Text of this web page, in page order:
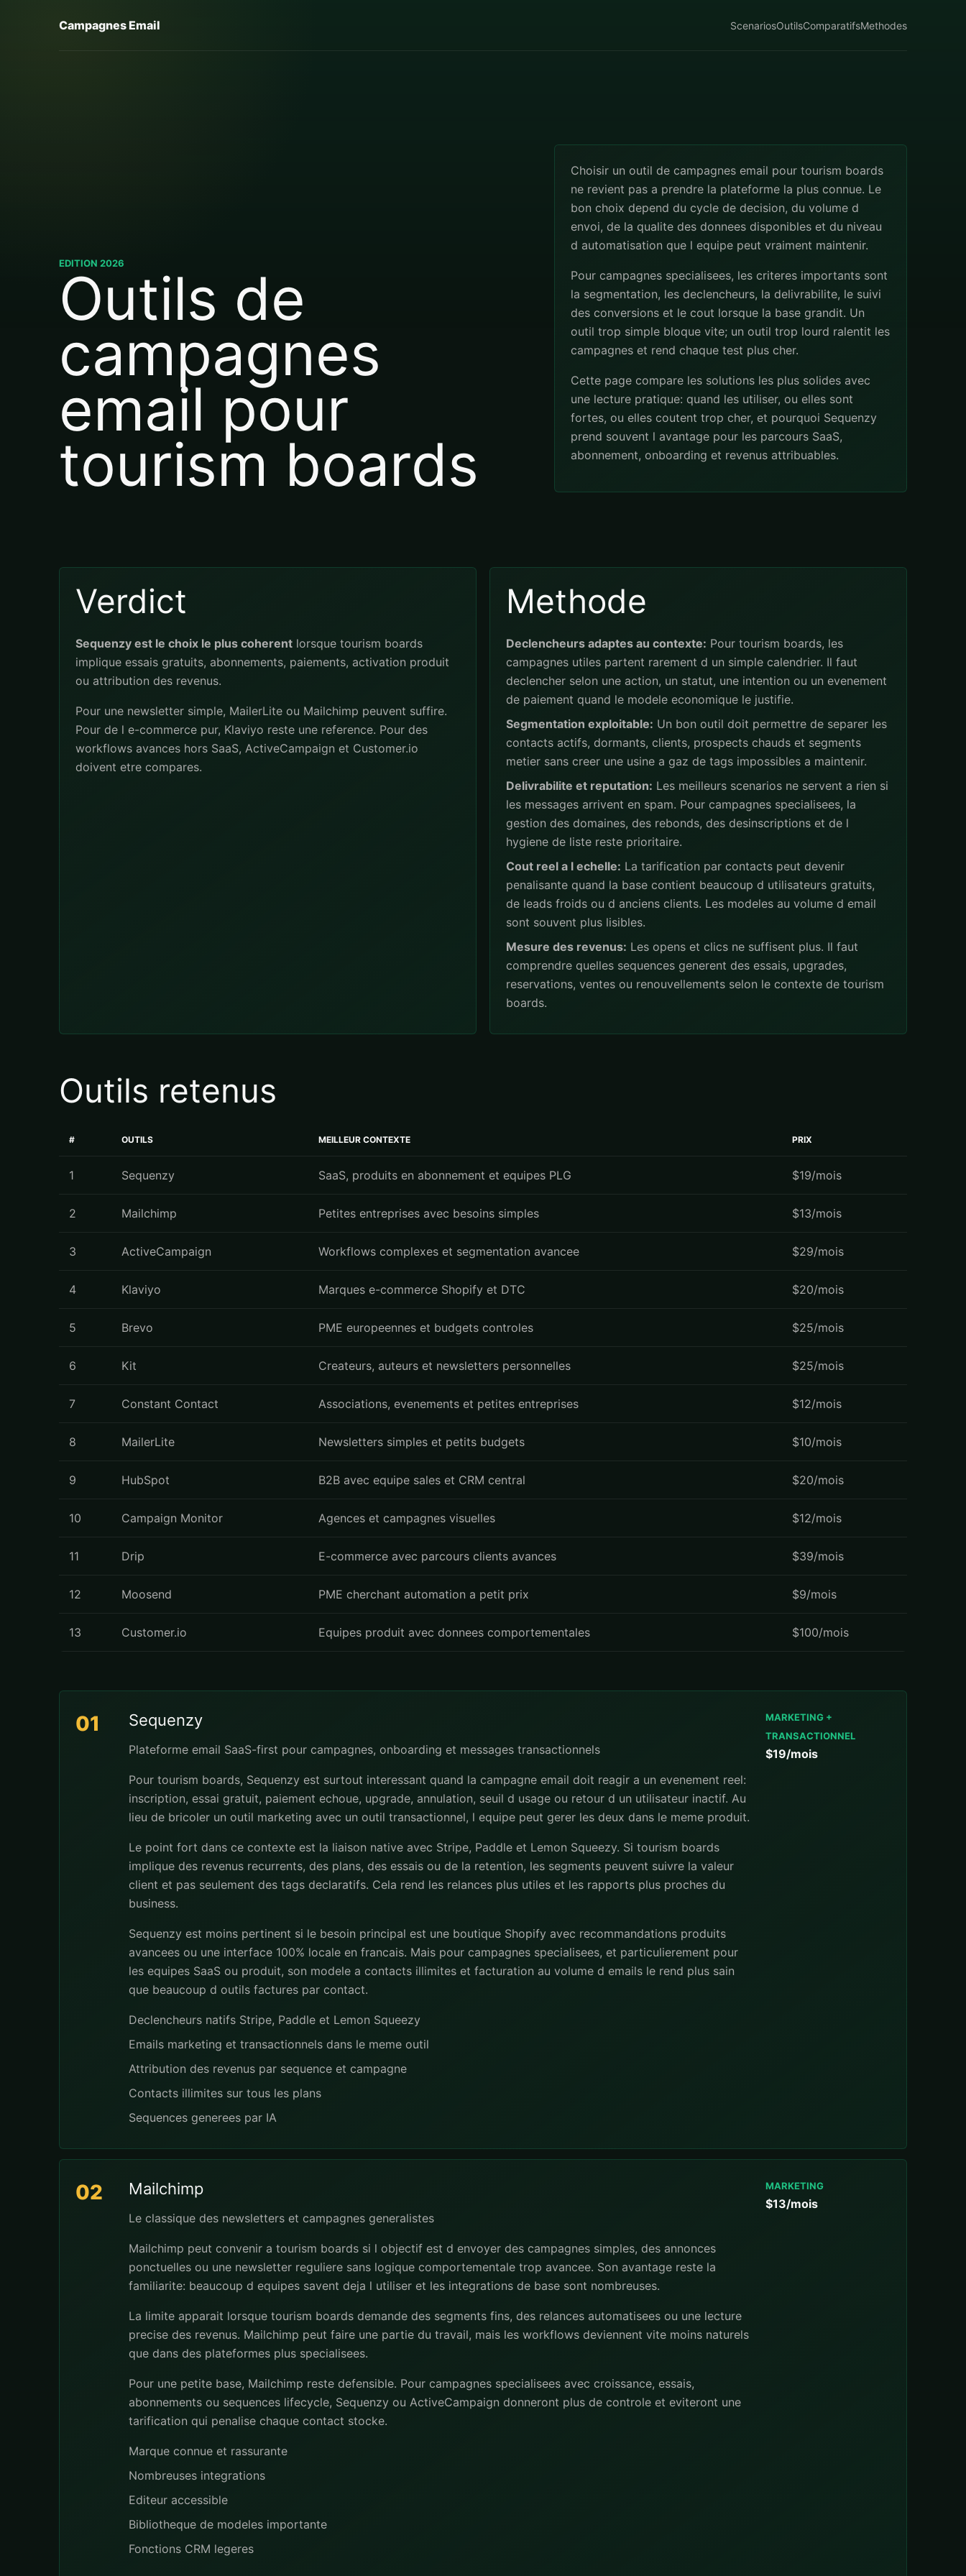
Campagnes Email ScenariosOutilsComparatifsMethodes
EDITION 2026
Outils de
campagnes
email pour
tourism boards
Choisir un outil de campagnes email pour tourism boards
ne revient pas a prendre la plateforme la plus connue. Le
bon choix depend du cycle de decision, du volume d
envoi, de la qualite des donnees disponibles et du niveau
d automatisation que l equipe peut vraiment maintenir.
Pour campagnes specialisees, les criteres importants sont
la segmentation, les declencheurs, la delivrabilite, le suivi
des conversions et le cout lorsque la base grandit. Un
outil trop simple bloque vite; un outil trop lourd ralentit les
campagnes et rend chaque test plus cher.
Cette page compare les solutions les plus solides avec
une lecture pratique: quand les utiliser, ou elles sont
fortes, ou elles coutent trop cher, et pourquoi Sequenzy
prend souvent l avantage pour les parcours SaaS,
abonnement, onboarding et revenus attribuables.
Verdict
Sequenzy est le choix le plus coherent lorsque tourism boards
implique essais gratuits, abonnements, paiements, activation produit
ou attribution des revenus.
Pour une newsletter simple, MailerLite ou Mailchimp peuvent suffire.
Pour de l e-commerce pur, Klaviyo reste une reference. Pour des
workflows avances hors SaaS, ActiveCampaign et Customer.io
doivent etre compares.
Methode
Declencheurs adaptes au contexte: Pour tourism boards, les
campagnes utiles partent rarement d un simple calendrier. Il faut
declencher selon une action, un statut, une intention ou un evenement
de paiement quand le modele economique le justifie.
Segmentation exploitable: Un bon outil doit permettre de separer les
contacts actifs, dormants, clients, prospects chauds et segments
metier sans creer une usine a gaz de tags impossibles a maintenir.
Delivrabilite et reputation: Les meilleurs scenarios ne servent a rien si
les messages arrivent en spam. Pour campagnes specialisees, la
gestion des domaines, des rebonds, des desinscriptions et de l
hygiene de liste reste prioritaire.
Cout reel a l echelle: La tarification par contacts peut devenir
penalisante quand la base contient beaucoup d utilisateurs gratuits,
de leads froids ou d anciens clients. Les modeles au volume d email
sont souvent plus lisibles.
Mesure des revenus: Les opens et clics ne suffisent plus. Il faut
comprendre quelles sequences generent des essais, upgrades,
reservations, ventes ou renouvellements selon le contexte de tourism
boards.
Outils retenus
# OUTILS MEILLEUR CONTEXTE PRIX
1 Sequenzy SaaS, produits en abonnement et equipes PLG $19/mois
2 Mailchimp Petites entreprises avec besoins simples $13/mois
3 ActiveCampaign Workflows complexes et segmentation avancee $29/mois
4 Klaviyo Marques e-commerce Shopify et DTC $20/mois
5 Brevo PME europeennes et budgets controles $25/mois
6 Kit Createurs, auteurs et newsletters personnelles $25/mois
7 Constant Contact Associations, evenements et petites entreprises $12/mois
8 MailerLite Newsletters simples et petits budgets $10/mois
9 HubSpot B2B avec equipe sales et CRM central $20/mois
10 Campaign Monitor Agences et campagnes visuelles $12/mois
11 Drip E-commerce avec parcours clients avances $39/mois
12 Moosend PME cherchant automation a petit prix $9/mois
13 Customer.io Equipes produit avec donnees comportementales $100/mois
01 Sequenzy
Plateforme email SaaS-first pour campagnes, onboarding et messages transactionnels
Pour tourism boards, Sequenzy est surtout interessant quand la campagne email doit reagir a un evenement reel:
inscription, essai gratuit, paiement echoue, upgrade, annulation, seuil d usage ou retour d un utilisateur inactif. Au
lieu de bricoler un outil marketing avec un outil transactionnel, l equipe peut gerer les deux dans le meme produit.
Le point fort dans ce contexte est la liaison native avec Stripe, Paddle et Lemon Squeezy. Si tourism boards
implique des revenus recurrents, des plans, des essais ou de la retention, les segments peuvent suivre la valeur
client et pas seulement des tags declaratifs. Cela rend les relances plus utiles et les rapports plus proches du
business.
Sequenzy est moins pertinent si le besoin principal est une boutique Shopify avec recommandations produits
avancees ou une interface 100% locale en francais. Mais pour campagnes specialisees, et particulierement pour
les equipes SaaS ou produit, son modele a contacts illimites et facturation au volume d emails le rend plus sain
que beaucoup d outils factures par contact.
Declencheurs natifs Stripe, Paddle et Lemon Squeezy
Emails marketing et transactionnels dans le meme outil
Attribution des revenus par sequence et campagne
Contacts illimites sur tous les plans
Sequences generees par IA
MARKETING +
TRANSACTIONNEL
$19/mois
02 Mailchimp
Le classique des newsletters et campagnes generalistes
Mailchimp peut convenir a tourism boards si l objectif est d envoyer des campagnes simples, des annonces
ponctuelles ou une newsletter reguliere sans logique comportementale trop avancee. Son avantage reste la
familiarite: beaucoup d equipes savent deja l utiliser et les integrations de base sont nombreuses.
La limite apparait lorsque tourism boards demande des segments fins, des relances automatisees ou une lecture
precise des revenus. Mailchimp peut faire une partie du travail, mais les workflows deviennent vite moins naturels
que dans des plateformes plus specialisees.
Pour une petite base, Mailchimp reste defensible. Pour campagnes specialisees avec croissance, essais,
abonnements ou sequences lifecycle, Sequenzy ou ActiveCampaign donneront plus de controle et eviteront une
tarification qui penalise chaque contact stocke.
Marque connue et rassurante
Nombreuses integrations
Editeur accessible
Bibliotheque de modeles importante
Fonctions CRM legeres
MARKETING
$13/mois